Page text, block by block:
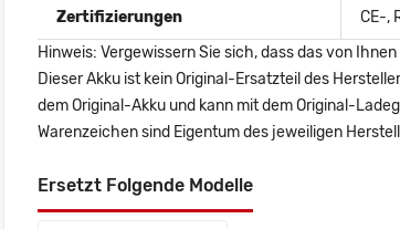
Zertifizierungen
CE-,
Hinweis: Vergewissern Sie sich, dass das von
Dieser Akku ist kein Original-Ersatzteil des
dem Original-Akku und kann mit dem Original-
Warenzeichen sind Eigentum des jeweiligen
Ersetzt Folgende Modelle